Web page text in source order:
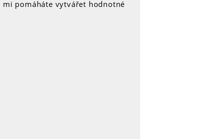
pomáháte vytvářet hodnotné